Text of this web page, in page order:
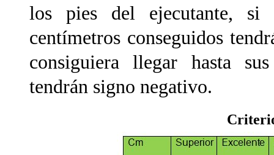
los pies del ejecutante, si
centímetros conseguidos
consiguiera llegar hasta
tendrán signo negativo.